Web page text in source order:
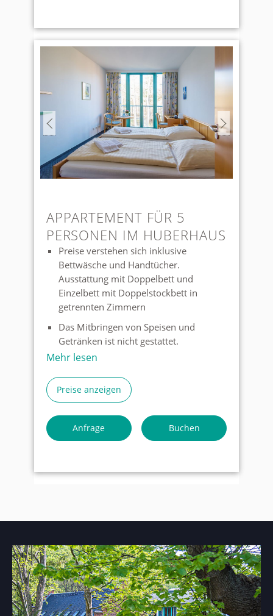
bitte Kontakt mit uns auf. Wir haben
für diesen Fall besondere Rabatte.
APPARTEMENT FÜR 5
PERSONEN IM HUBERHAUS
Preise verstehen sich inklusive
Bettwäsche und Handtücher.
Ausstattung mit Doppelbett und
Einzelbett mit Doppelstockbett in
getrennten Zimmern
Das Mitbringen von Speisen und
Getränken ist nicht gestattet.
Das Mitbringen von Tieren ist
grundsätzlich nicht erwünscht aber in
Ausnahmefällen nach Absprache
möglich.
Auf den Zimmern gibt es keinen TV,
allerdings im Aufenthaltsraum
Gemeinnützigkeit fallen nehmen Sie
Mehr lesen
Preise anzeigen
Anfrage Buchen